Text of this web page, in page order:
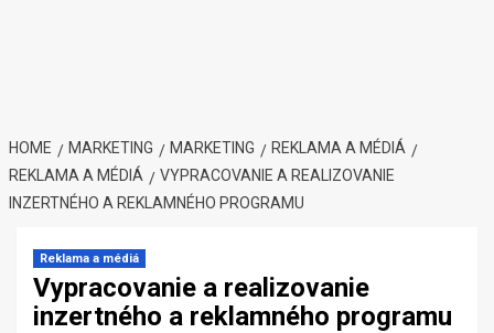
HOME MARKETING MARKETING
REKLAMA A MÉDIÁ
REKLAMA A MÉDIÁ
VYPRACOVANIE A REALIZOVANIE
INZERTNÉHO A REKLAMNÉHO PROGRAMU
Reklama a médiá
Vypracovanie a realizovanie
inzertného a reklamného programu